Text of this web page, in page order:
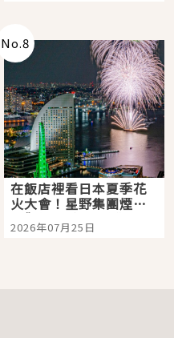
No.8
在飯店裡看日本夏季花
火大會！星野集團煙火
景觀飯店6選，讓你不用
人擠人悠閒欣賞
2026年07月25日